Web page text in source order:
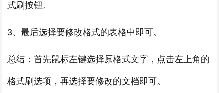
式刷按钮。
3、最后选择要修改格式的表格中即可。
总结：首先鼠标左键选择原格式文字，点击左上角的
格式刷选项，再选择要修改的文档即可。